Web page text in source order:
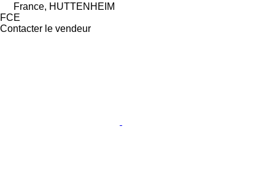
France, HUTTENHEIM
FCE
Contacter le vendeur